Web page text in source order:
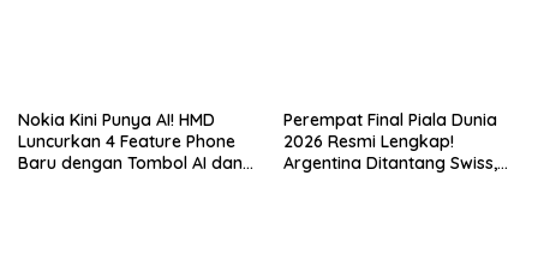
Nokia Kini Punya AI! HMD
Luncurkan 4 Feature Phone
Baru dengan Tombol AI dan
Perempat Final Piala Dunia
2026 Resmi Lengkap!
Argentina Ditantang Swiss,